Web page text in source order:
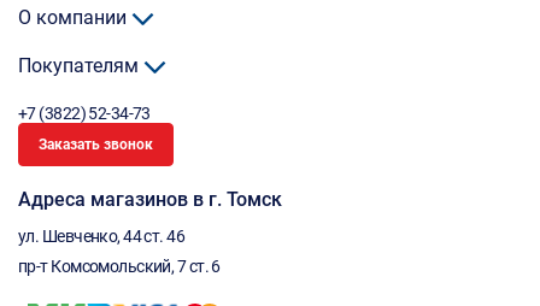
О компании
Покупателям
+7 (3822) 52-34-73
Заказать звонок
Адреса магазинов в г. Томск
ул. Шевченко, 44 ст. 46
пр-т Комсомольский, 7 ст. 6